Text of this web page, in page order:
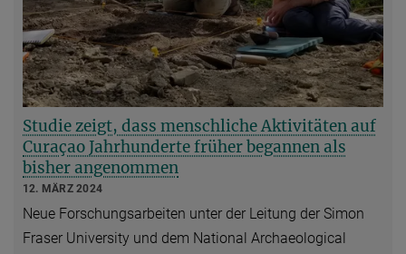
Studie zeigt, dass menschliche Aktivitäten auf
Curaçao Jahrhunderte früher begannen als
bisher angenommen
12. MÄRZ 2024
Neue Forschungsarbeiten unter der Leitung der Simon
Fraser University und dem National Archaeological